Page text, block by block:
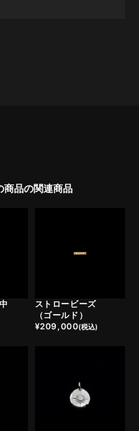
商品の関連商品
ストロービーズ
（ゴールド）
¥209,000(税込)